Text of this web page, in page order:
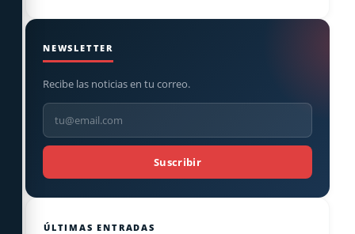
NEWSLETTER
Recibe las noticias en tu correo.
Suscribir
ÚLTIMAS ENTRADAS